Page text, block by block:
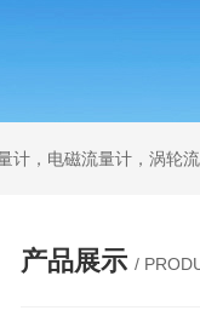
产品展示 /